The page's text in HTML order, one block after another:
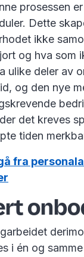
prosessen
Dette
ikke
og hva som
ulike deler av
og den nye
det kreves
tiden
fra
i én og